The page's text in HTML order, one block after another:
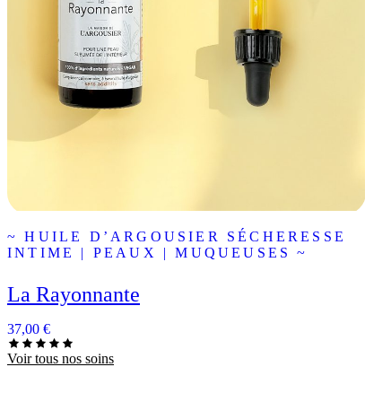
~ HUILE D’ARGOUSIER SÉCHERESSE
INTIME | PEAUX | MUQUEUSES ~
La Rayonnante
37,00 €
Voir tous nos soins